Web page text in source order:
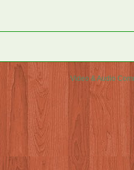
Video & Audio